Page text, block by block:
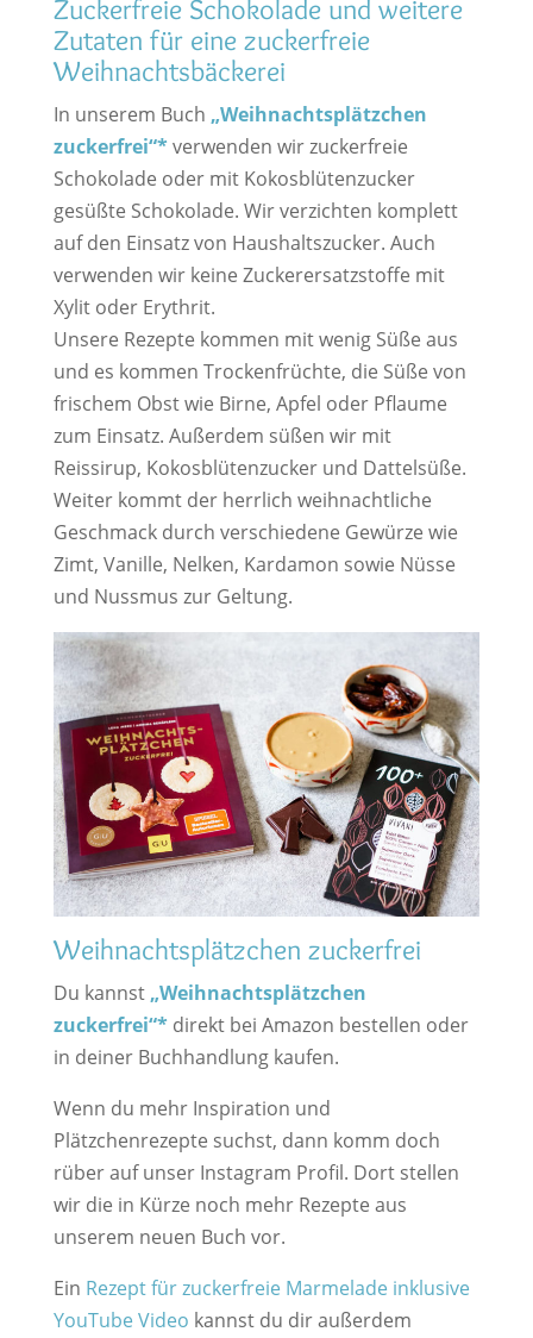
Zuckerfreie Schokolade und weitere
Zutaten für eine zuckerfreie
Weihnachtsbäckerei
In unserem Buch „Weihnachtsplätzchen
zuckerfrei“*verwenden wir zuckerfreie
Schokolade oder mit Kokosblütenzucker
gesüßte Schokolade. Wir verzichten komplett
auf den Einsatz von Haushaltszucker. Auch
verwenden wir keine Zuckerersatzstoffe mit
Xylit oder Erythrit.
Unsere Rezepte kommen mit wenig Süße aus
und es kommen Trockenfrüchte, die Süße von
frischem Obst wie Birne, Apfel oder Pflaume
zum Einsatz. Außerdem süßen wir mit
Reissirup, Kokosblütenzucker und Dattelsüße.
Weiter kommt der herrlich weihnachtliche
Geschmack durch verschiedene Gewürze wie
Zimt, Vanille, Nelken, Kardamon sowie Nüsse
und Nussmus zur Geltung.
Weihnachtsplätzchen zuckerfrei
Du kannst „Weihnachtsplätzchen
zuckerfrei“*direkt bei Amazon bestellen oder
in deiner Buchhandlung kaufen.
Wenn du mehr Inspiration und
Plätzchenrezepte suchst, dann komm doch
rüber auf unser Instagram Profil. Dort stellen
wir die in Kürze noch mehr Rezepte aus
unserem neuen Buch vor.
Ein Rezept für zuckerfreie Marmelade inklusive
YouTube Video kannst du dir außerdem